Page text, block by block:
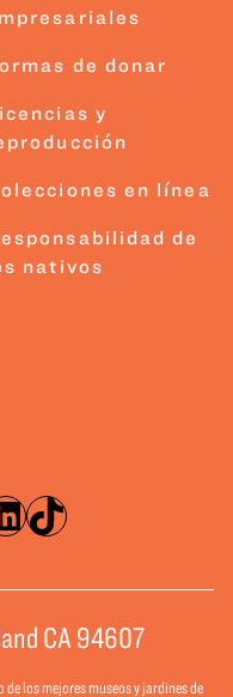
de donar
y
en línea
de
nativos
TikTok
CA 94607
los mejores museos y jardines de